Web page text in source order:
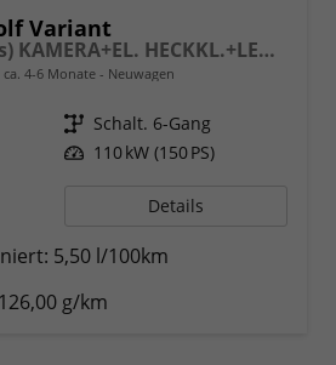
Variant
Limited (Life Plus) KAMERA+EL. HECKKL.+LED+17" ALU+ACC
4-6 Monate Neuwagen
Getriebe Schalt. 6-Gang
Leistung 110 kW (150 PS)
Details
5,50 l/100km
126,00 g/km